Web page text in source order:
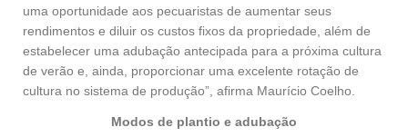
uma oportunidade aos pecuaristas de aumentar seus
rendimentos e diluir os custos fixos da propriedade, além de
estabelecer uma adubação antecipada para a próxima cultura
de verão e, ainda, proporcionar uma excelente rotação de
cultura no sistema de produção”, afirma Maurício Coelho.
Modos de plantio e adubação